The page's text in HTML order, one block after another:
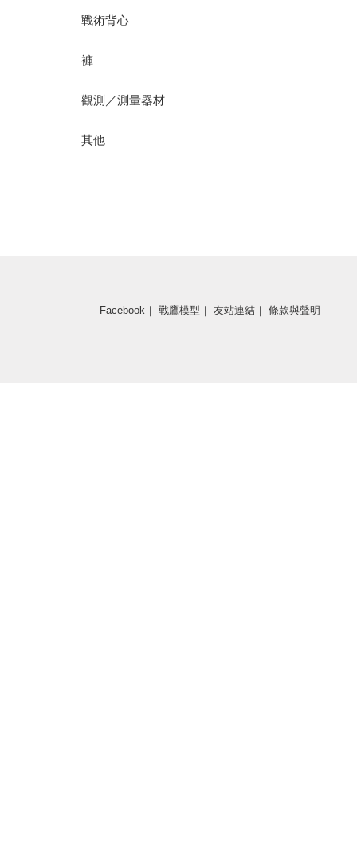
戰術背心
褲
觀測／測量器材
其他
Facebook ｜ 戰鷹模型 ｜ 友站連結 ｜ 條款與聲明